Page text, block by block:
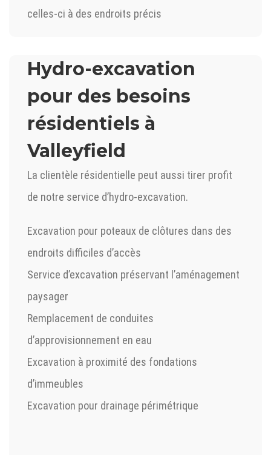
celles-ci à des endroits précis
Hydro-excavation
pour des besoins
résidentiels à
Valleyfield
La clientèle résidentielle peut aussi tirer profit
de notre service d’hydro-excavation.
Excavation pour poteaux de clôtures dans des
endroits difficiles d’accès
Service d’excavation préservant l’aménagement
paysager
Remplacement de conduites
d’approvisionnement en eau
Excavation à proximité des fondations
d’immeubles
Excavation pour drainage périmétrique